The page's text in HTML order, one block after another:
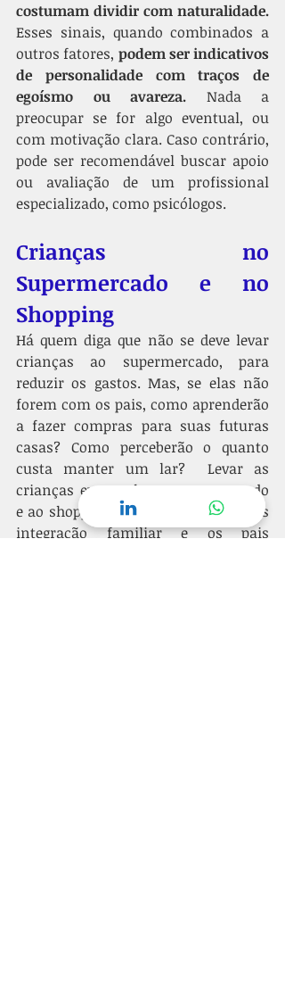
Esses sinais, quando combinados a
outros fatores, podem ser indicativos
de personalidade com traços de
egoísmo ou avareza. Nada a
preocupar se for algo eventual, ou
com motivação clara. Caso contrário,
pode ser recomendável buscar apoio
ou avaliação de um profissional
especializado, como psicólogos.
Crianças no
Supermercado e no
Shopping
Há quem diga que não se deve levar
crianças ao supermercado, para
reduzir os gastos. Mas, se elas não
forem com os pais, como aprenderão
a fazer compras para suas futuras
casas? Como perceberão o quanto
custa manter um lar?  Levar as
crianças eventualmente ao mercado
e ao shopping pode resultar em mais
integração familiar e os pais